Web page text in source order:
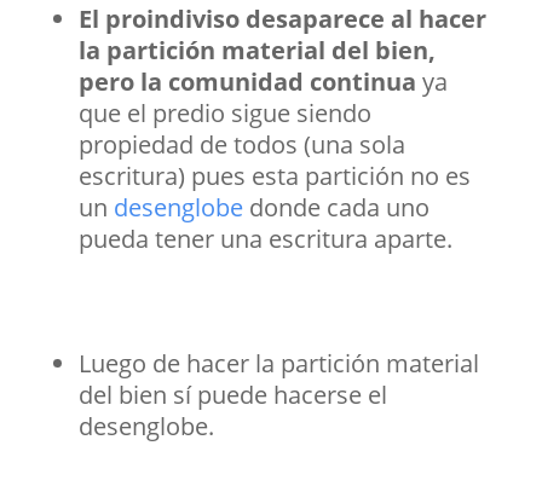
El proindiviso desaparece al hacer
la partición material del bien,
pero la comunidad continua ya
que el predio sigue siendo
propiedad de todos (una sola
escritura) pues esta partición no es
un desenglobedonde cada uno
pueda tener una escritura aparte.
Luego de hacer la partición material
del bien sí puede hacerse el
desenglobe.